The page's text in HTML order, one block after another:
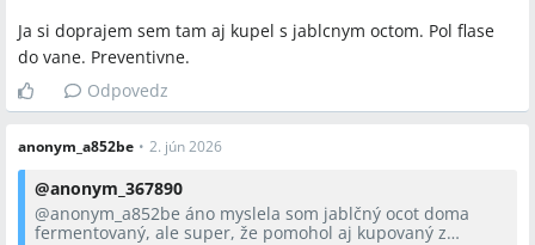
Ja si doprajem sem tam aj kupel s jablcnym octom. Pol flase
do vane. Preventivne.
Odpovedz
anonym_a852be • 2. jún 2026
@anonym_367890
@anonym_a852be áno myslela som jablčný ocot doma
fermentovaný, ale super, že pomohol aj kupovaný z